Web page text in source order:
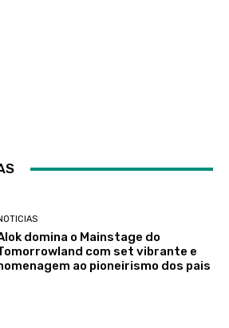
domina o Mainstage do
com set vibrante e
ao pioneirismo dos pais